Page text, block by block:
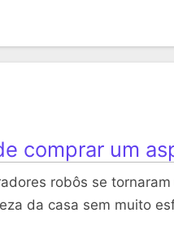
comprar um
robôs se
da casa sem muito